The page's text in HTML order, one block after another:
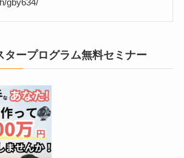
タープログラム無料セミナー